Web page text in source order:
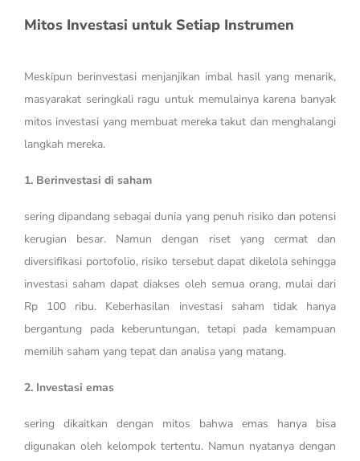
Mitos Investasi untuk Setiap Instrumen
Meskipun berinvestasi menjanjikan imbal hasil yang menarik,
masyarakat seringkali ragu untuk memulainya karena banyak
mitos investasi yang membuat mereka takut dan menghalangi
langkah mereka.
1. Berinvestasi di saham
sering dipandang sebagai dunia yang penuh risiko dan potensi
kerugian besar. Namun dengan riset yang cermat dan
diversifikasi portofolio, risiko tersebut dapat dikelola sehingga
investasi saham dapat diakses oleh semua orang, mulai dari
Rp 100 ribu. Keberhasilan investasi saham tidak hanya
bergantung pada keberuntungan, tetapi pada kemampuan
memilih saham yang tepat dan analisa yang matang.
2. Investasi emas
sering dikaitkan dengan mitos bahwa emas hanya bisa
digunakan oleh kelompok tertentu. Namun nyatanya dengan